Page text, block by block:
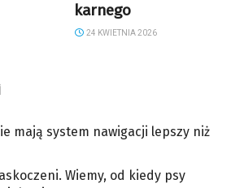
karnego
24 KWIETNIA 2026
mają system nawigacji lepszy niż
Wiemy, od kiedy psy